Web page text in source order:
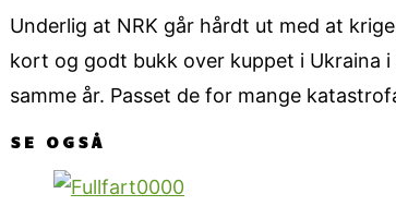
Underlig at NRK går hårdt ut med at
kort og godt bukk over kuppet i Ukraina
samme år. Passet de for mange
SE OGSÅ